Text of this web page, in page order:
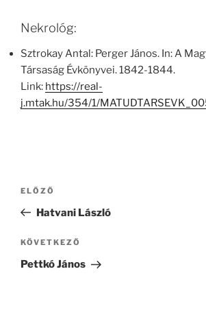
Nekrológ:
Sztrokay Antal: Perger János. In: A
Társaság Évkönyvei. 1842-1844.
Link: https://real-
j.mtak.hu/354/1/
Bejegyzés
Korábbi
bejegyzés
ELŐZŐ
Hatvani László
Következő
bejegyzés
KÖVETKEZŐ
Pettkó János